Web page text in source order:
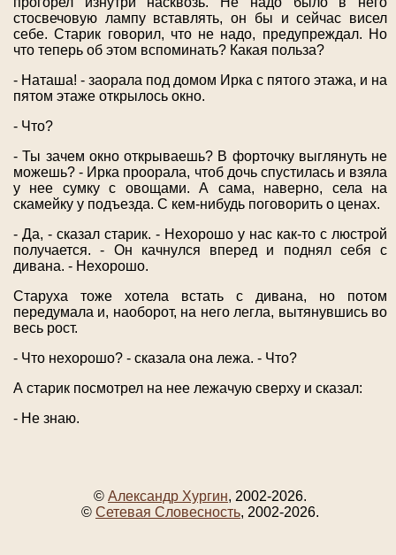
стосвечовую лампу вставлять, он бы и сейчас висел
себе. Старик говорил, что не надо, предупреждал. Но
что теперь об этом вспоминать? Какая польза?
- Наташа! - заорала под домом Ирка с пятого этажа, и на
пятом этаже открылось окно.
- Что?
- Ты зачем окно открываешь? В форточку выглянуть не
можешь? - Ирка проорала, чтоб дочь спустилась и взяла
у нее сумку с овощами. А сама, наверно, села на
скамейку у подъезда. С кем-нибудь поговорить о ценах.
- Да, - сказал старик. - Нехорошо у нас как-то с люстрой
получается. - Он качнулся вперед и поднял себя с
дивана. - Нехорошо.
Старуха тоже хотела встать с дивана, но потом
передумала и, наоборот, на него легла, вытянувшись во
весь рост.
- Что нехорошо? - сказала она лежа. - Что?
А старик посмотрел на нее лежачую сверху и сказал:
- Не знаю.
© Александр Хургин, 2002-2026.
© Сетевая Словесность, 2002-2026.